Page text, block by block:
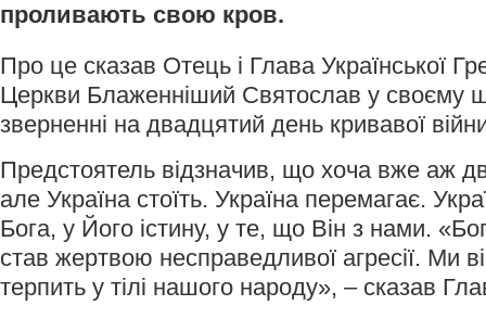
проливають свою кров.
Про це сказав Отець і Глава Української
Церкви Блаженніший Святослав у своєму
зверненні на двадцятий день кривавої
Предстоятель відзначив, що хоча вже аж
але Україна стоїть. Україна перемагає.
Бога, у Його істину, у те, що Він з нами.
став жертвою несправедливої агресії. Ми
терпить у тілі нашого народу», – сказав